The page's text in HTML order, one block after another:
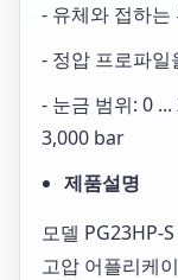
- 유체와 접하는
- 정압 프로파일
- 눈금 범위: 0
3,000 bar
제품설명
모델 PG23HP-
고압 어플리케